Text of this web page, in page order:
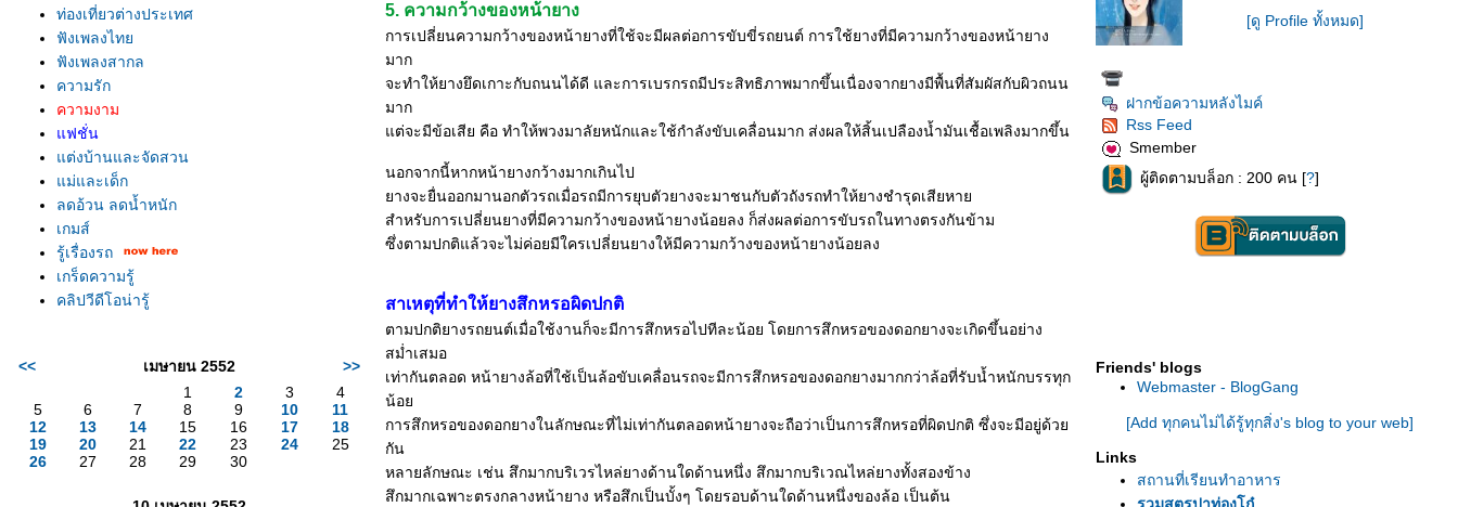
ท่องเที่ยวต่างประเทศ
ฟังเพลงไท
ฟังเพลงสากล
ความรัก
ความงาม
ฟชั่น
ต่งบ้านและจัดสวน
ม่และเด็ก
ลดอ้วน ลดน้ำหนัก
เกมส์
รู้เรื่องรถ
เกร็ดความรู้
คลิปวีดีโอน่ารู้
<< เมษายน 2552
>>
1
2 3
4
5
6 7 8 9 10
11
12
13 14 15 16 17
18
19
20 21 22 23 24
25
26
27 28 29 30
5. ความกว้างของหน้ายาง
การเปลี่ยนความกว้างของหน้ายางที่ใช้จะมีผลต่อการขับขี่รถยนต์ การใช้ยางที่มีความกว้างของหน้ายาง
มาก
จะทำให้ยางยึดเกาะกับถนนได้ดี และการเบรกรถมีประสิทธิภาพมากขึ้นเนื่องจากยางมีพื้นที่สัมผัสกับผิวถนน
มาก
ต่จะมีข้อเสีย คือ ทำให้พวงมาลัยหนักและใช้กำลังขับเคลื่อนมาก ส่งผลให้สิ้นเปลืองน้ำมันเชื้อเพลิงมากขึ้น
นอกจากนี้หากหน้ายางกว้างมากเกินไป
างจะยื่นออกมานอกตัวรถเมื่อรถมีการยุบตัวยางจะมาชนกับตัวถังรถทำให้ยางชำรุดเสียหา
สำหรับการเปลี่ยนยางที่มีความกว้างของหน้ายางน้อยลง ก็ส่งผลต่อการขับรถในทางตรงกันข้าม
ซึ่งตามปกติแล้วจะไม่ค่อยมีใครเปลี่ยนยางให้มีความกว้างของหน้ายางน้อยลง
สาเหตุที่ทำให้ยางสึกหรอผิดปกติ
ตามปกติยางรถยนต์เมื่อใช้งานก็จะมีการสึกหรอไปทีละน้อย โดยการสึกหรอของดอกยางจะเกิดขึ้นอย่าง
สม่ำเสมอ
เท่ากันตลอด หน้ายางล้อที่ใช้เป็นล้อขับเคลื่อนรถจะมีการสึกหรอของดอกยางมากกว่าล้อที่รับน้ำหนักบรรทุก
น้อ
การสึกหรอของดอกยางในลักษณะที่ไม่เท่ากันตลอดหน้ายางจะถือว่าเป็นการสึกหรอที่ผิดปกติ ซึ่งจะมีอยู่ด้ว
กัน
หลายลักษณะ เช่น สึกมากบริเวรไหล่ยางด้านใดด้านหนึ่ง สึกมากบริเวณไหล่ยางทั้งสองข้าง
สึกมากเฉพาะตรงกลางหน้ายาง หรือสึกเป็นบั้งๆ โดยรอบด้านใดด้านหนึ่งของล้อ เป็นต้น
[ดู Profile ทั้งหมด]
ฝากข้อความหลังไมค์
Rss Feed
Smember
ผู้ติดตามบล็อก : 200 คน [?]
Friends' blogs
Webmaster - BlogGang
[Add ทุกคนไม่ได้รู้ทุกสิ่ง's blog to your web]
Links
สถานที่เรียนทำอาหาร